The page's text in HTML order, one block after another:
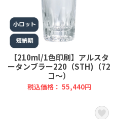
【210ml/1色印刷】アルスタ
ータンブラー220（STH)（72
コ～）
税込価格： 55,440円